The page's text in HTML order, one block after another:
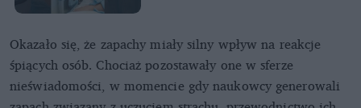
Okazało się, że zapachy miały silny wpływ na reakcje
śpiących osób. Chociaż pozostawały one w sferze
nieświadomości, w momencie gdy naukowcy generowali